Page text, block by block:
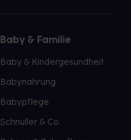
Baby & Familie
Baby & Kindergesundheit
Babynahrung
Babypflege
Schnuller & Co.